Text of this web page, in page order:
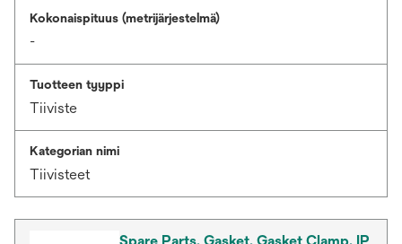
Kokonaispituus (metrijärjestelmä)
-
Tuotteen tyyppi
Tiiviste
Kategorian nimi
Tiivisteet